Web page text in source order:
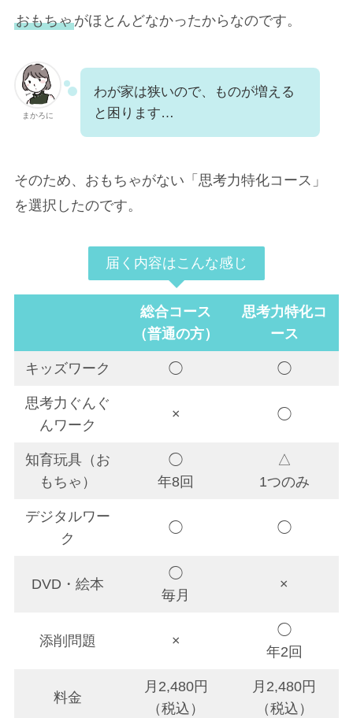
おもちゃがほとんどなかったからなのです。
まかろに
わが家は狭いので、ものが増える
と困ります…
そのため、おもちゃがない「思考力特化コース」
を選択したのです。
届く内容はこんな感じ
総合コース
（普通の方）
思考力特化コ
ース
キッズワーク ◯ ◯
思考力ぐんぐ
んワーク
× ◯
知育玩具（お
もちゃ）
◯
年8回
△
1つのみ
デジタルワー
ク
◯ ◯
DVD・絵本
◯
毎月
×
添削問題 ×
◯
年2回
料金
月2,480円
（税込）
月2,480円
（税込）